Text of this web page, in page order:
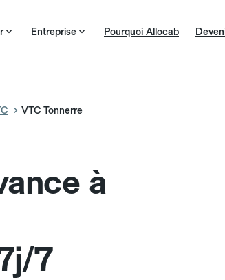
Entreprise Pourquoi Allocab
VTC Tonnerre
à
7